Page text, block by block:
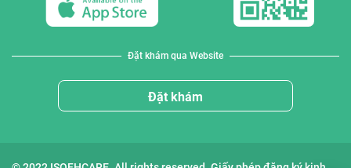
Đặt khám qua Website
Đặt khám